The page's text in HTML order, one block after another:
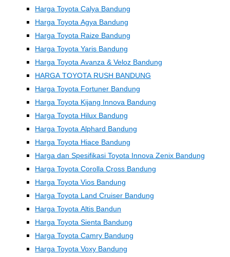
Harga Toyota Calya Bandung
Harga Toyota Agya Bandung
Harga Toyota Raize Bandung
Harga Toyota Yaris Bandung
Harga Toyota Avanza & Veloz Bandung
HARGA TOYOTA RUSH BANDUNG
Harga Toyota Fortuner Bandung
Harga Toyota Kijang Innova Bandung
Harga Toyota Hilux Bandung
Harga Toyota Alphard Bandung
Harga Toyota Hiace Bandung
Harga dan Spesifikasi Toyota Innova Zenix Bandung
Harga Toyota Corolla Cross Bandung
Harga Toyota Vios Bandung
Harga Toyota Land Cruiser Bandung
Harga Toyota Altis Bandun
Harga Toyota Sienta Bandung
Harga Toyota Camry Bandung
Harga Toyota Voxy Bandung